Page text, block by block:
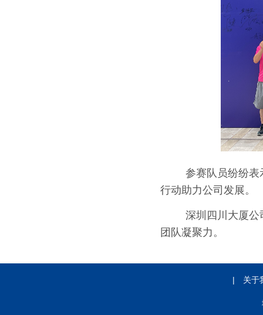
参赛队员纷纷
行动助力公司发展。
深圳四川大厦
团队凝聚力。
| 关于